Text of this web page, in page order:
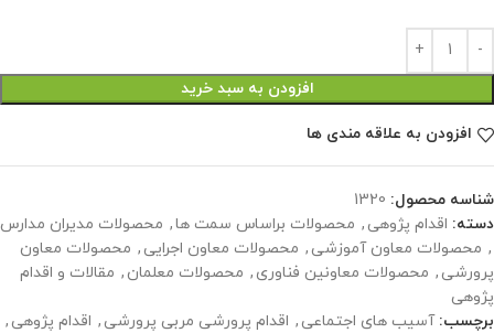
افزودن به سبد خرید
افزودن به علاقه مندی ها
شناسه محصول: 1320
دسته: اقدام پژوهی , محصولات براساس سمت ها, محصولات مدیران مدارس
, محصولات معاون آموزشی , محصولات معاون اجرایی , محصولات معاون
پرورشی , محصولات معاونین فناوری , محصولات معلمان , مقالات و اقدام
پژوهی
برچسب: آسیب های اجتماعی , اقدام پرورشی مربی پرورشی , اقدام پژوهی ,